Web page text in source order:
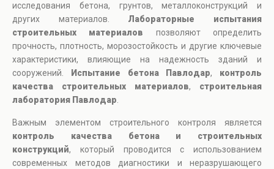
исследования бетона, грунтов, металлоконструкций и
других материалов. Лабораторные испытания
строительных материалов позволяют определить
прочность, плотность, морозостойкость и другие ключевые
характеристики, влияющие на надежность зданий и
сооружений.
Испытание бетона Павлодар, контроль
качества строительных материалов, строительная
лаборатория Павлодар
Важным элементом строительного контроля является
контроль качества бетона и строительных
конструкций, который проводится с использованием
современных методов диагностики и неразрушающего